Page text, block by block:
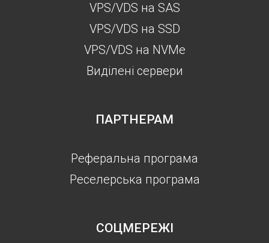
VPS/VDS на SAS
VPS/VDS на SSD
VPS/VDS на NVMe
Виділені сервери
ПАРТНЕРАМ
Реферальна програма
Реселерська програма
СОЦМЕРЕЖІ